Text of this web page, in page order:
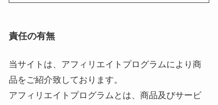
責任の有無
当サイトは、アフィリエイトプログラムにより商
品をご紹介致しております。
アフィリエイトプログラムとは、商品及びサービ